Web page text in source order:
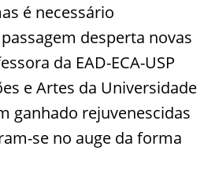
é necessário
desperta novas
da EAD-ECA-USP
e Artes da Universidade
ganhado rejuvenescidas
se no auge da forma